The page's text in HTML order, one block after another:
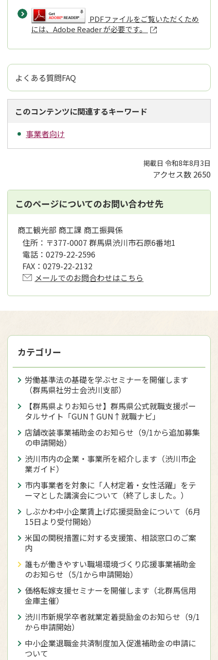
PDFファイルをご覧いただくため
には、Adobe Reader が必要です。
よくある質問FAQ
このコンテンツに関連するキーワード
事業者向け
掲載日 令和8年8月3日
アクセス数 2650
このページについてのお問い合わせ先
商工観光部 商工課 商工振興係
住所： 〒377-0007 群馬県渋川市石原6番地1
電話： 0279-22-2596
FAX： 0279-22-2132
メールでのお問合わせはこちら
カテゴリー
労働基準法の基礎を学ぶセミナーを開催します
（群馬県社労士会渋川支部）
【群馬県よりお知らせ】群馬県公式就職支援ポー
タルサイト「GUN↑GUN↑就職ナビ」
店舗改装事業補助金のお知らせ（9/1から追加募集
の申請開始）
渋川市内の企業・事業所を紹介します（渋川市企
業ガイド）
市内事業者を対象に「人材定着・女性活躍」をテ
ーマとした講演会について（終了しました。）
しぶかわ中小企業賃上げ応援奨励金について（6月
15日より受付開始）
米国の関税措置に対する支援策、相談窓口のご案
内
誰もが働きやすい職場環境づくり応援事業補助金
のお知らせ（5/1から申請開始）
価格転嫁支援セミナーを開催します（北群馬信用
金庫主催）
渋川市新規学卒者就業定着奨励金のお知らせ（9/1
から申請開始）
中小企業退職金共済制度加入促進補助金の申請に
ついて